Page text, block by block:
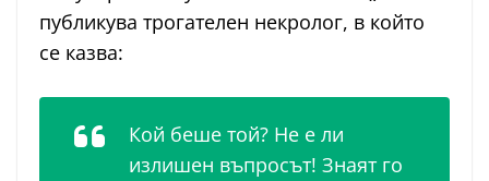
публикува трогателен некролог, в който
се казва:
Кой беше той? Не е ли
излишен въпросът! Знаят го